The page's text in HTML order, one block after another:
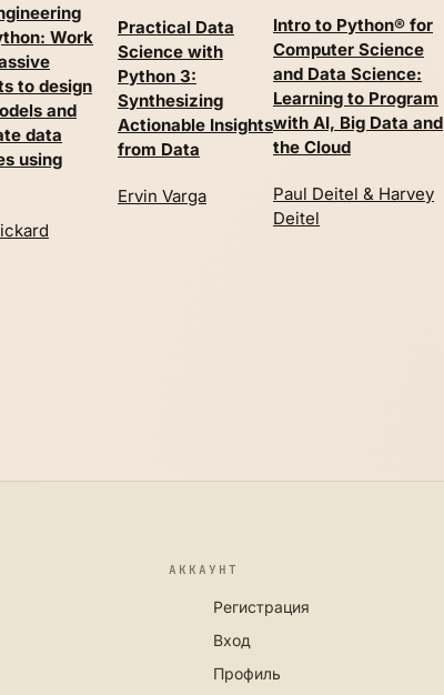
Work
to design
and
data
using
Practical Data
Science with
Python 3:
Synthesizing
Actionable Insights
from Data
Ervin Varga
Intro to Python® for
Computer Science
and Data Science:
Learning to Program
with AI, Big Data and
the Cloud
Paul Deitel & Harvey
Deitel
АККАУНТ
Регистрация
Вход
Профиль